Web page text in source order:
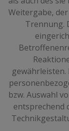
Weitergabe,
Trennung.
bzw. Auswahl
entsprechend